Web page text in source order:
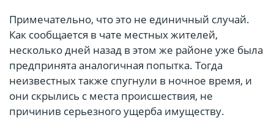
Примечательно, что это не единичный случай.
Как сообщается в чате местных жителей,
несколько дней назад в этом же районе уже была
предпринята аналогичная попытка. Тогда
неизвестных также спугнули в ночное время, и
они скрылись с места происшествия, не
причинив серьезного ущерба имуществу.